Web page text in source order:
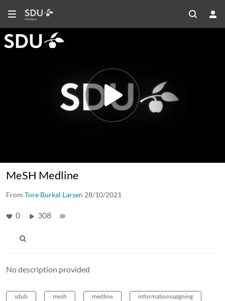
MeSH Medline
From Tore Burkal Larsen 28/10/2021
0 308
No description provided
sdub mesh medline informationssøgning